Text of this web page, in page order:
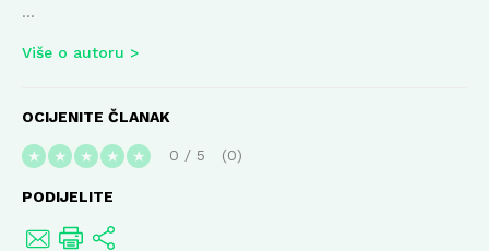
...
Više o autoru
OCIJENITE ČLANAK
★ ★ ★ ★ ★ 0 / 5 0
PODIJELITE